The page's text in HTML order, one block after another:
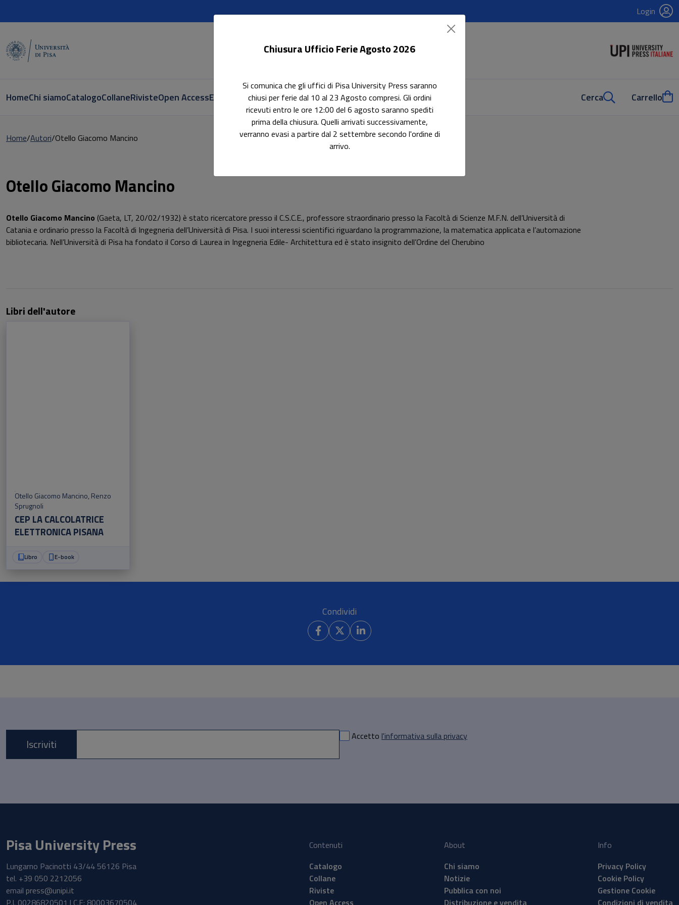
Login
HomeChi siamoCatalogoCollaneRivisteOpen AccessE-book AccessibiliIn evidenzaPubblica con noi Cerca Carrello
Home Autori Otello Giacomo Mancino
Otello Giacomo Mancino
Otello Giacomo Mancino (Gaeta, LT, 20/02/1932) è stato ricercatore presso il C.S.C.E., professore straordinario presso la Facoltà di Scienze M.F.N. dell’Università di
Catania e ordinario presso la Facoltà di Ingegneria dell’Università di Pisa. I suoi interessi scientifici riguardano la programmazione, la matematica applicata e l’automazione
bibliotecaria. Nell’Università di Pisa ha fondato il Corso di Laurea in Ingegneria Edile- Architettura ed è stato insignito dell’Ordine del Cherubino
Libri dell'autore
Otello Giacomo Mancino, Renzo
Sprugnoli
CEP LA CALCOLATRICE
ELETTRONICA PISANA
Libro E-book
Condividi
E-mail *
Accetto l'informativa sulla privacy
Iscriviti
Pisa University Press
Lungarno Pacinotti 43/44 56126 Pisa
tel. +39 050 2212056
email press@unipi.it
P.I. 00286820501 | C.F: 80003670504
Contenuti
Catalogo
Collane
Riviste
Open Access
About
Chi siamo
Notizie
Pubblica con noi
Distribuzione e vendita
Info
Privacy Policy
Cookie Policy
Gestione Cookie
Condizioni di vendita
Chiusura Ufficio Ferie Agosto 2026
Si comunica che gli uffici di Pisa University Press saranno
chiusi per ferie dal 10 al 23 Agosto compresi. Gli ordini
ricevuti entro le ore 12:00 del 6 agosto saranno spediti
prima della chiusura. Quelli arrivati successivamente,
verranno evasi a partire dal 2 settembre secondo l'ordine di
arrivo.